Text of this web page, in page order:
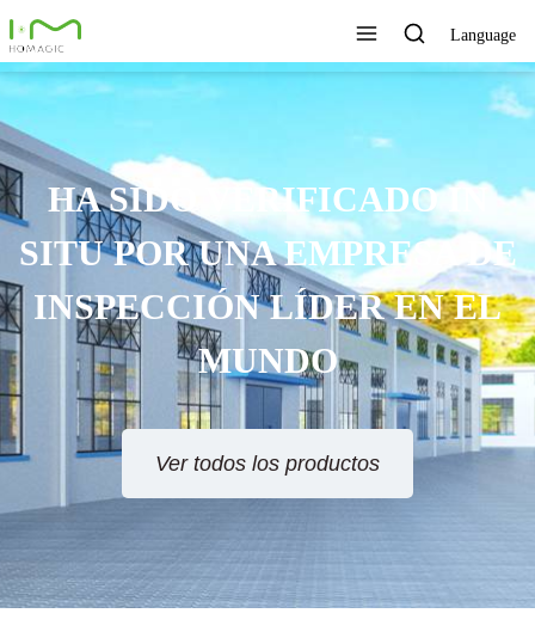
Language
TECNOLOGÍA ÚNICA,
EXCELENTE CALIDAD,
SERVICIO RÁPIDO
Ver todos los productos